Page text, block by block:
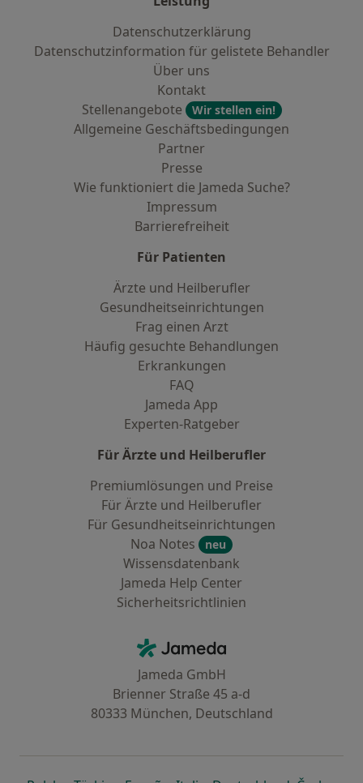
Datenschutzerklärung
Datenschutzinformation für gelistete Behandler
Über uns
Kontakt
Stellenangebote
Wir stellen ein!
Allgemeine Geschäftsbedingungen
Partner
Presse
Wie funktioniert die Jameda Suche?
Impressum
Barrierefreiheit
Für Patienten
Ärzte und Heilberufler
Gesundheitseinrichtungen
Frag einen Arzt
Häufig gesuchte Behandlungen
Erkrankungen
FAQ
Jameda App
Experten-Ratgeber
Für Ärzte und Heilberufler
Premiumlösungen und Preise
Für Ärzte und Heilberufler
Für Gesundheitseinrichtungen
Noa Notes
neu
Wissensdatenbank
Jameda Help Center
Sicherheitsrichtlinien
Jameda - Startseite
Jameda GmbH
Brienner Straße 45 a-d
80333 München, Deutschland